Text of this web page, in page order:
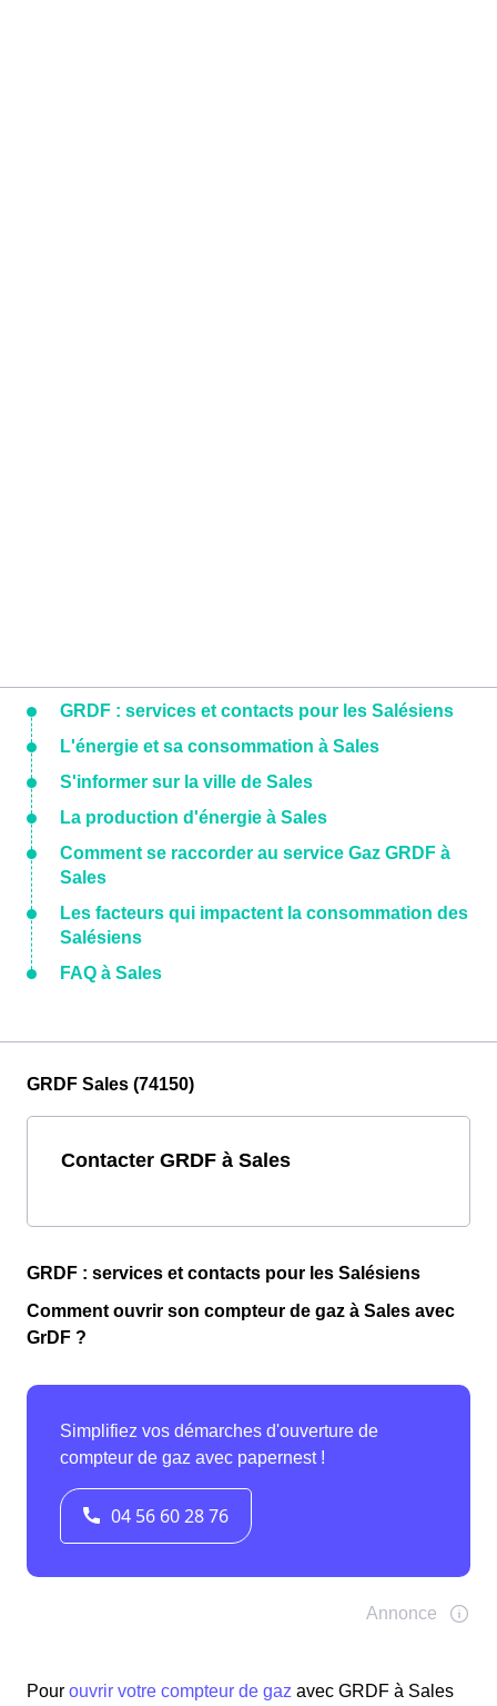
GRDF : services et contacts pour les Salésiens
L'énergie et sa consommation à Sales
S'informer sur la ville de Sales
La production d'énergie à Sales
Comment se raccorder au service Gaz GRDF à
Sales
Les facteurs qui impactent la consommation des
Salésiens
FAQ à Sales
GRDF Sales (74150)
Contacter GRDF à Sales
GRDF : services et contacts pour les Salésiens
Comment ouvrir son compteur de gaz à Sales avec
GrDF ?
Pour ouvrir votre compteur de gaz avec GRDF à Sales